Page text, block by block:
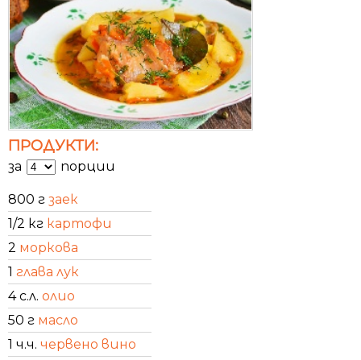
ПРОДУКТИ:
за порции
800 г заек
1/2 кг картофи
2 моркова
1 глава лук
4 с.л. олио
50 г масло
1 ч.ч. червено вино